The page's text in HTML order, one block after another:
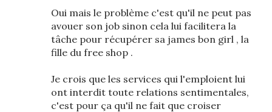
Oui mais le problème c'est qu'il ne peut pas
avouer son job sinon cela lui facilitera la
tâche pour récupérer sa james bon girl , la
fille du free shop .
Je crois que les services qui l'emploient lui
ont interdit toute relations sentimentales,
c'est pour ça qu'il ne fait que croiser